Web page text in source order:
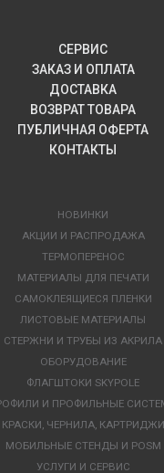
СЕРВИС
ЗАКАЗ И ОПЛАТА
ДОСТАВКА
ВОЗВРАТ ТОВАРА
ПУБЛИЧНАЯ ОФЕРТА
КОНТАКТЫ
НОВИНКИ
АКЦИИ И РАСПРОДАЖА
ТЕРМОПЕРЕНОС
МАТЕРИАЛЫ ДЛЯ ПЕЧАТИ
САМОКЛЕЯЩИЕСЯ ПЛЕНКИ
ЛИСТОВЫЕ МАТЕРИАЛЫ
СТЕРЖНИ И ТРУБЫ ИЗ АКРИЛА
ОБОРУДОВАНИЕ
ФЛАГШТОКИ SKYPOLE
И ПРОФИЛЬНЫЕ
КРАСКИ, ЧЕРНИЛА, КАРТРИДЖИ
МОБИЛЬНЫЕ СТЕНДЫ И POSM
УСЛУГИ И СЕРВИС